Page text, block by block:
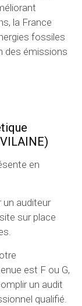
la France
fossiles
des émissions
en
un auditeur
sur place
est F ou G,
un audit
qualifié.